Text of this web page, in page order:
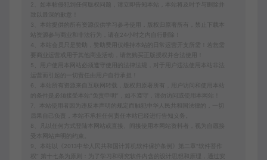
2、如本帖侵犯到任何版权问题，请立即告知本站，本站将及时予与删除并
致以最深的歉意！
3、本站提供的所有资源仅供学习参考使用，版权归原著所有，禁止下载本
站资源参与商业和非法行为，请在24小时之内自行删除！
4、本站会员只是赞助，赞助费用仅维持本站的日常运营开支所需！若您需
要商业运营或用于其他商业活动，请您购买正版授权并合法使用！
5、用户使用本网站必须遵守使用的法律法规，对于用户违法使用本站非法
6、本站所有资源来自互联网转载，版权归原著所有，用户访问和使用本站
的条件是必须接受本站“免责申明”，如不遵守，请勿访问或使用本网站！
7、本站使用者因为违反本声明的规定而触犯中华人民共和国法律的，一切
后果自己负责，本站不承担任何责任本站已经进行告知义务。
8、凡以任何方式登陆本网站或直接、间接使用本网站资料者，视为自愿接
受本网站声明的约束。
9、本站以《2013中华人民共和国计算机软件保护条例》第二章"软件菩作
权” 第十七条为原则：为了学习和研究软件内含的设计思想和原理，通过安